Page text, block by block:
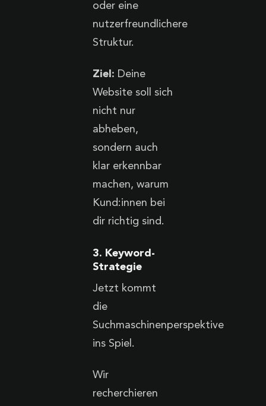
oder eine
nutzerfreundlichere
Struktur.
Ziel: Deine
Website soll sich
nicht nur
abheben,
sondern auch
klar erkennbar
machen, warum
Kund:innen bei
dir richtig sind.
3. Keyword-
Strategie
Jetzt kommt
die
Suchmaschinenperspektive
ins Spiel.
Wir
recherchieren